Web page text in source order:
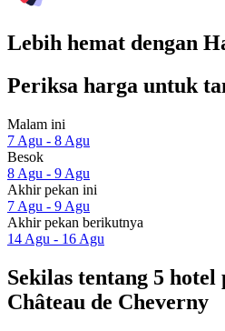
Lebih hemat dengan
Periksa harga untuk
Malam ini
7 Agu - 8 Agu
Besok
8 Agu - 9 Agu
Akhir pekan ini
7 Agu - 9 Agu
Akhir pekan berikutnya
14 Agu - 16 Agu
Sekilas tentang 5
Château de Cheverny